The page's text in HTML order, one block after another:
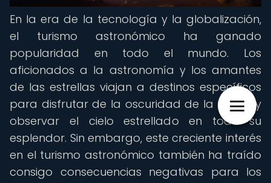
En la era de la tecnología y la globalización,
el turismo astronómico ha ganado
popularidad en todo el mundo. Los
aficionados a la astronomía y los amantes
de las estrellas viajan a destinos específicos
para disfrutar de la oscuridad de la noche y
observar el cielo estrellado en todo su
esplendor. Sin embargo, este creciente interés
en el turismo astronómico también ha traído
consigo consecuencias negativas para los